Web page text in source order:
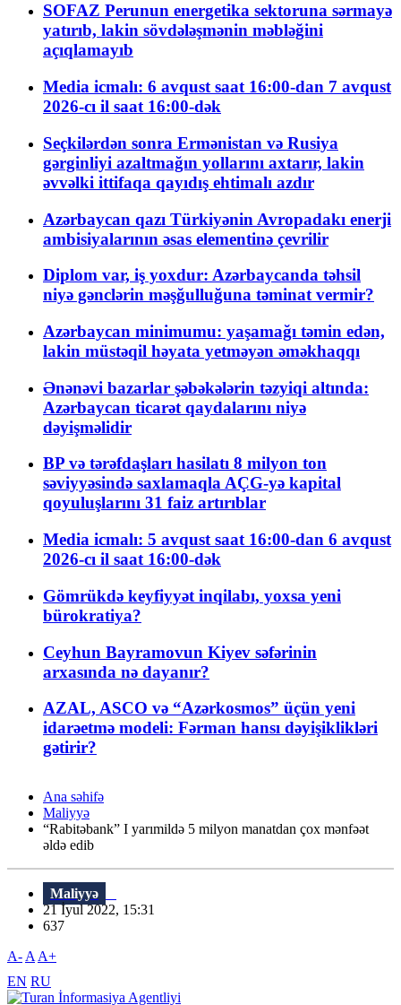
SOFAZ Perunun energetika sektoruna sərmayə
yatırıb, lakin sövdələşmənin məbləğini
açıqlamayıb
Media icmalı: 6 avqust saat 16:00-dan 7 avqust
2026-cı il saat 16:00-dək
Seçkilərdən sonra Ermənistan və Rusiya
gərginliyi azaltmağın yollarını axtarır, lakin
əvvəlki ittifaqa qayıdış ehtimalı azdır
Azərbaycan qazı Türkiyənin Avropadakı enerji
ambisiyalarının əsas elementinə çevrilir
Diplom var, iş yoxdur: Azərbaycanda təhsil
niyə gənclərin məşğulluğuna təminat vermir?
Azərbaycan minimumu: yaşamağı təmin edən,
lakin müstəqil həyata yetməyən əməkhaqqı
Ənənəvi bazarlar şəbəkələrin təzyiqi altında:
Azərbaycan ticarət qaydalarını niyə
dəyişməlidir
BP və tərəfdaşları hasilatı 8 milyon ton
səviyyəsində saxlamaqla AÇG-yə kapital
qoyuluşlarını 31 faiz artırıblar
Media icmalı: 5 avqust saat 16:00-dan 6 avqust
2026-cı il saat 16:00-dək
Gömrükdə keyfiyyət inqilabı, yoxsa yeni
bürokratiya?
Ceyhun Bayramovun Kiyev səfərinin
arxasında nə dayanır?
AZAL, ASCO və “Azərkosmos” üçün yeni
idarəetmə modeli: Fərman hansı dəyişiklikləri
gətirir?
Ana səhifə
Maliyyə
“Rabitəbank” I yarımildə 5 milyon manatdan çox mənfəət
əldə edib
Maliyyə
21 İyul 2022, 15:31
637
A- A A+
EN RU